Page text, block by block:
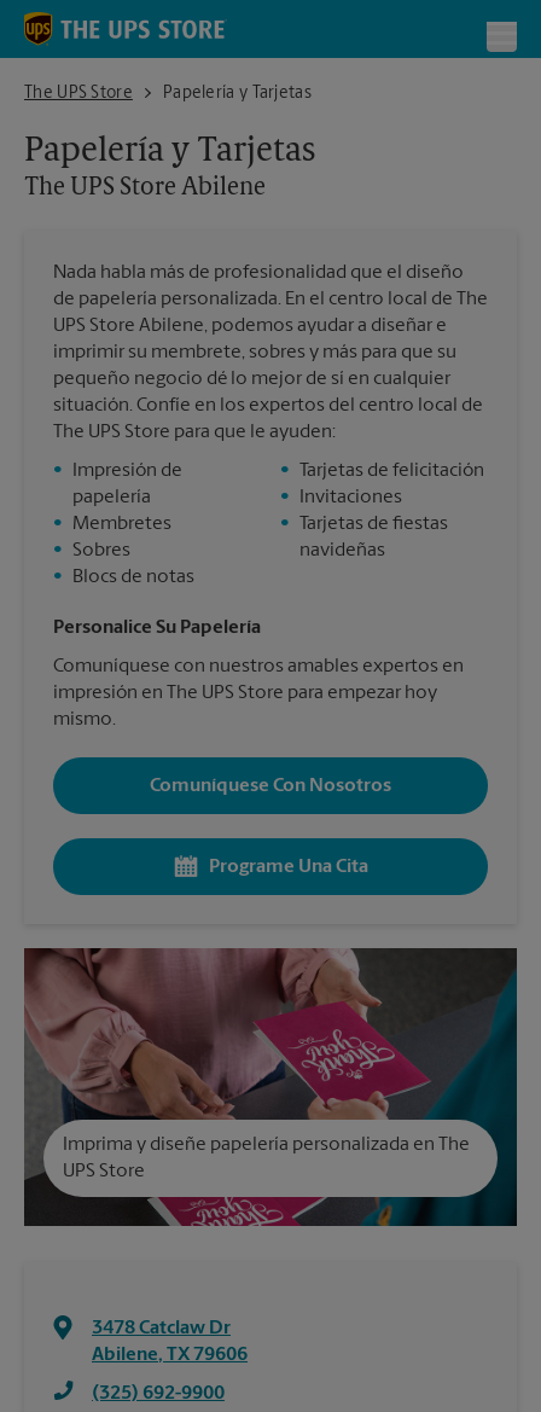
Skip to content
Return to Nav
The UPS Store
The UPS Store AbilenePapelería y Tarjetas
Papelería y Tarjetas
The UPS Store Abilene
Nada habla más de profesionalidad que el diseño
de papelería personalizada. En el centro local de The
UPS Store Abilene, podemos ayudar a diseñar e
imprimir su membrete, sobres y más para que su
pequeño negocio dé lo mejor de sí en cualquier
situación. Confíe en los expertos del centro local de
The UPS Store para que le ayuden:
•
Impresión de
papelería
•
Membretes
•
Sobres
•
Blocs de notas
•
Tarjetas de felicitación
•
Invitaciones
•
Tarjetas de fiestas
navideñas
Personalice Su Papelería
Comuníquese con nuestros amables expertos en
impresión en The UPS Store para empezar hoy
mismo.
Comuníquese Con Nosotros
Programe Una Cita
Imprima y diseñe papelería personalizada en The
UPS Store
3478 Catclaw Dr
Abilene, TX 79606
(325) 692-9900